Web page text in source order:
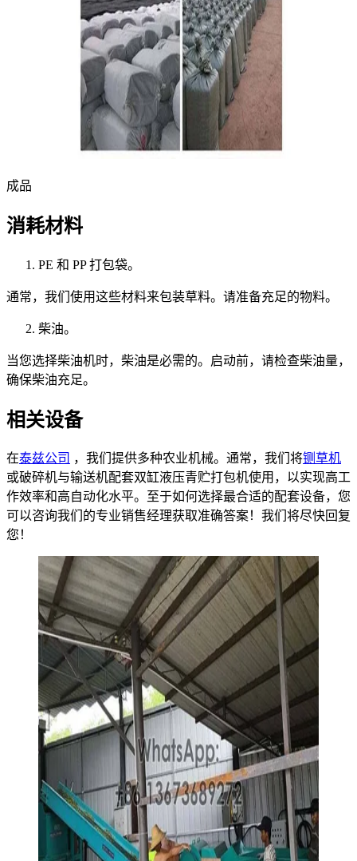
成品
消耗材料
PE 和 PP 打包袋。
通常，我们使用这些材料来包装草料。请准备充足的物料。
柴油。
当您选择柴油机时，柴油是必需的。启动前，请检查柴油量，
确保柴油充足。
相关设备
在泰兹公司 ，我们提供多种农业机械。通常，我们将铡草机
或破碎机与输送机配套双缸液压青贮打包机使用，以实现高工
作效率和高自动化水平。至于如何选择最合适的配套设备，您
可以咨询我们的专业销售经理获取准确答案！我们将尽快回复
您！